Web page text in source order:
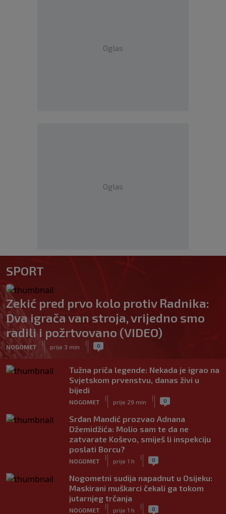
Oglas
Oglas
SPORT
Zekić pred prvo kolo protiv Radnika:
Dva igrača van stroja, vrijedno smo
radili i požrtvovano (VIDEO)
NOGOMET
|
prije 3 min
| 0
Tužna priča legende: Nekada je igrao na
Svjetskom prvenstvu, danas živi u
bijedi
NOGOMET
|
prije 29 min
| 0
Srđan Mandić prozvao Adnana
Džemidžića: Molio sam te da ne
zatvarate Koševo, smiješ li inspekciju
poslati Borcu?
NOGOMET
|
prije 1 h
| 0
Nogometni sudija napadnut u Osijeku:
Maskirani muškarci čekali ga tokom
jutarnjeg trčanja
NOGOMET
|
prije 1 h
| 0